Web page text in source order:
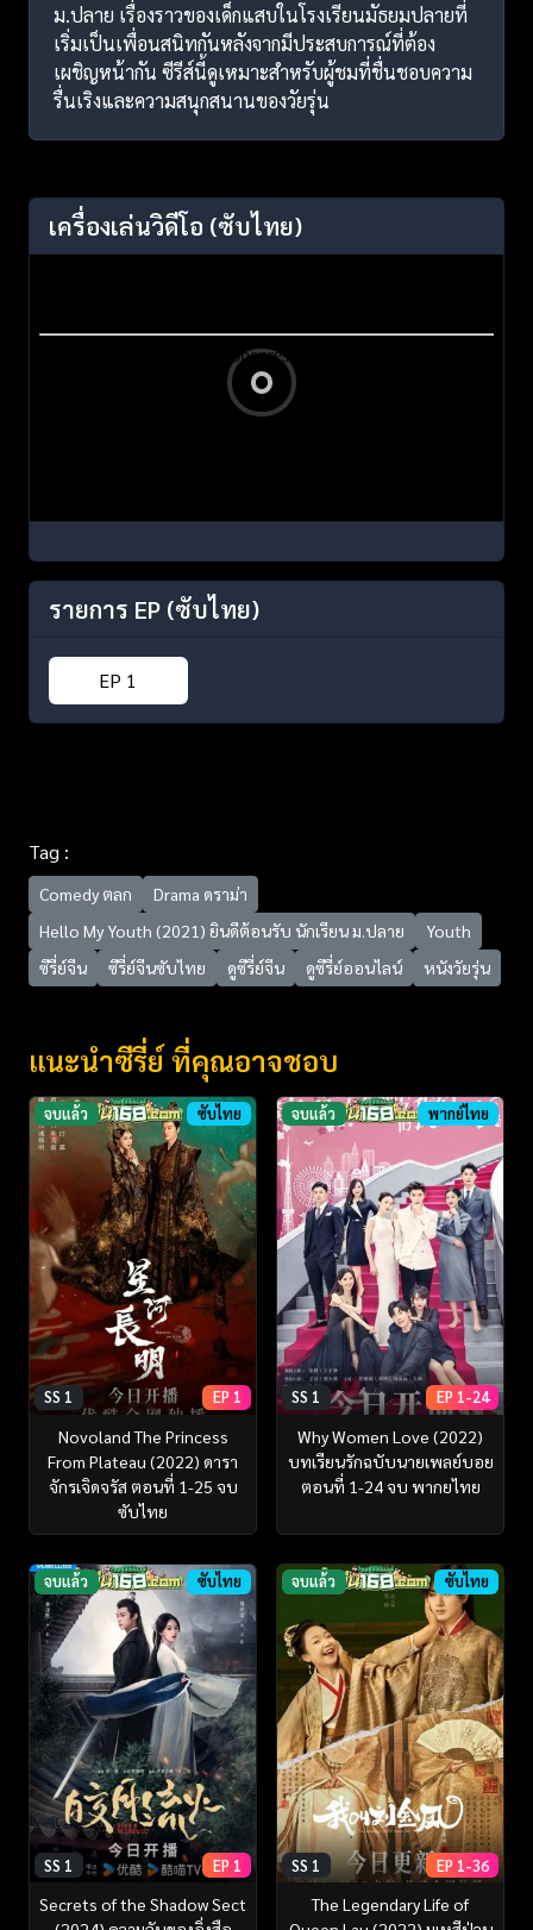
ม.ปลาย เรื่องราวของเด็กแสบในโรงเรียนมัธยมปลายที่
เริ่มเป็นเพื่อนสนิทกันหลังจากมีประสบการณ์ที่ต้อง
เผชิญหน้ากัน ซีรีส์นี้ดูเหมาะสำหรับผู้ชมที่ชื่นชอบความ
รื่นเริงและความสนุกสนานของวัยรุ่น
เครื่องเล่นวิดีโอ (ซับไทย)
รายการ EP (ซับไทย)
EP 1
Tag :
Comedy ตลก
Drama ดราม่า
Hello My Youth (2021) ยินดีต้อนรับ นักเรียน ม.ปลาย
Youth
ซีรี่ย์จีน
ซีรี่ย์จีนซับไทย ดูซีรี่ย์จีน ดูซีรี่ย์ออนไลน์ หนังวัยรุ่น
แนะนำซีรี่ย์ ที่คุณอาจชอบ
จบแล้ว ซับไทย
SS 1 EP 1
Novoland The Princess
From Plateau (2022) ดารา
จักรเจิดจรัส ตอนที่ 1-25 จบ
ซับไทย
จบแล้ว พากย์ไทย
SS 1 EP 1-24
Why Women Love (2022)
บทเรียนรักฉบับนายเพลย์บอย
ตอนที่ 1-24 จบ พากยไทย
จบแล้ว ซับไทย
SS 1 EP 1
Secrets of the Shadow Sect
จบแล้ว ซับไทย
SS 1 EP 1-36
The Legendary Life of